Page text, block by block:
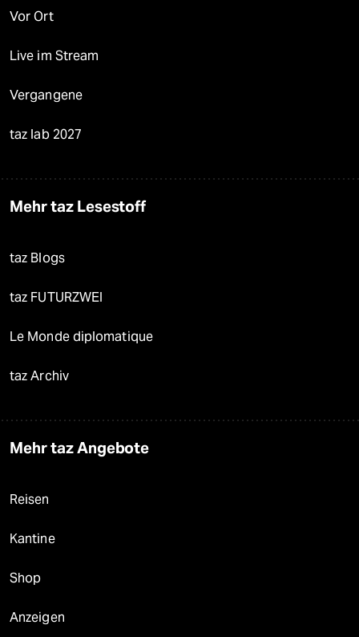
Vor Ort
Live im Stream
Vergangene
taz lab 2027
Mehr taz Lesestoff
taz Blogs
taz FUTURZWEI
Le Monde diplomatique
taz Archiv
Mehr taz Angebote
Reisen
Kantine
Shop
Anzeigen